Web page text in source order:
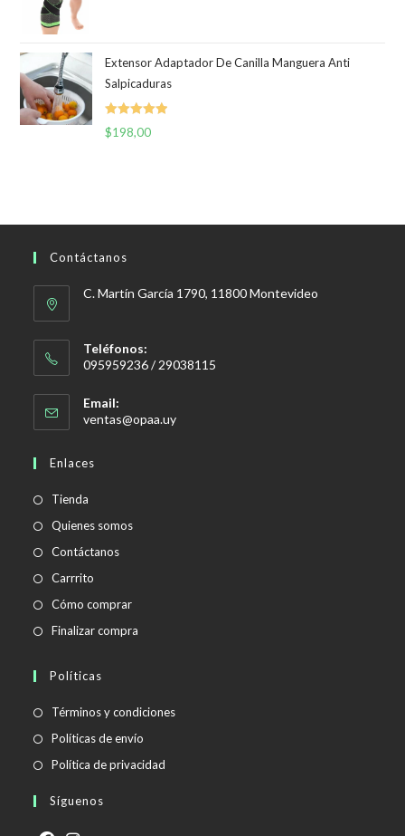
era:
$399,00.
es:
Extensor Adaptador De Canilla Manguera Anti
Salpicaduras
Valorado
$198,00
Contáctanos
C. Martín García 1790, 11800 Montevideo
Teléfonos:
095959236 / 29038115
Email:
ventas@opaa.uySe
Enlaces
Tienda
Quienes somos
Contáctanos
Carrrito
Cómo comprar
Finalizar compra
Políticas
Términos y condicionesSe
Políticas de envío
abre
Política de privacidad
Síguenos